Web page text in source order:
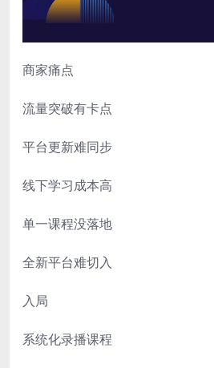
商家痛点
流量突破有卡点
平台更新难同步
线下学习成本高
单一课程没落地
全新平台难切入
入局
系统化录播课程